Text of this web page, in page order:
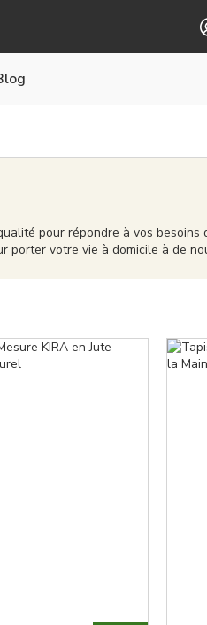
pour répondre à vos besoins
votre vie à domicile à de